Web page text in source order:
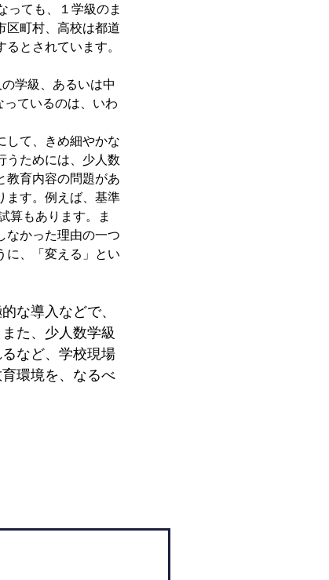
っても、１学級のま
区町村、高校は都道
とされています。
学級、あるいは中
ているのは、いわ
して、きめ細やかな
うためには、少人数
教育内容の問題があ
ます。例えば、基準
算もあります。ま
なかった理由の一つ
に、「変える」とい
な導入などで、
た、少人数学級
など、学校現場
環境を、なるべ